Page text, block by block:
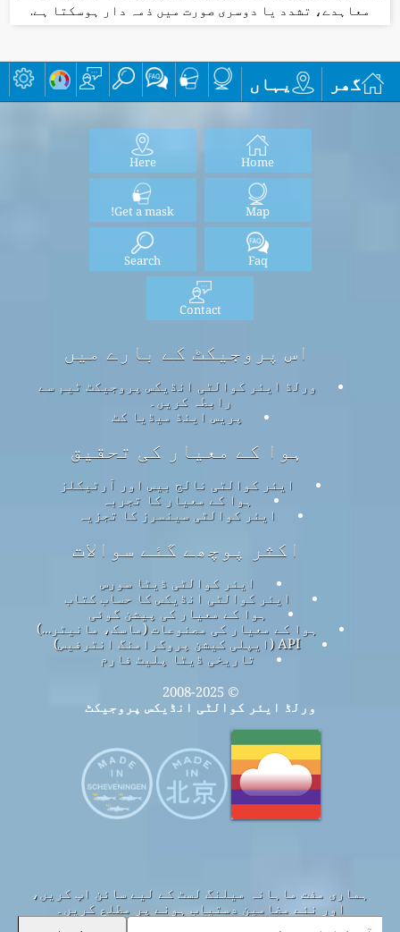
معاہدے، تشدد یا دوسری صورت میں ذمہ دار ہوسکتا ہے.
گھر یہاں
Home
Here
Map
Get a mask!
Faq
Search
Contact
اس پروجیکٹ کے بارے میں
ورلڈ ایئر کوالٹی انڈیکس پروجیکٹ ٹیم سے
رابطہ کریں۔
پریس اینڈ میڈیا کٹ
ہوا کے معیار کی تحقیق
ایئر کوالٹی نالج بیس اور آرٹیکلز
ہوا کے معیار کا تجربہ
ایئر کوالٹی سینسرز کا تجزیہ
اکثر پوچھے گئے سوالات
ایئر کوالٹی ڈیٹا سورس
ایئر کوالٹی انڈیکس کا حساب کتاب
ہوا کے معیار کی پیشن گوئی
ہوا کے معیار کی مصنوعات (ماسک، مانیٹر…)
API (ایپلی کیشن پروگرامنگ انٹرفیس)
تاریخی ڈیٹا پلیٹ فارم
© 2008-2025
ورلڈ ایئر کوالٹی انڈیکس پروجیکٹ
ہماری مفت ماہانہ میلنگ لسٹ کے لیے سائن اپ کریں،
اور نئے مضامین دستیاب ہونے پر مطلع کریں۔